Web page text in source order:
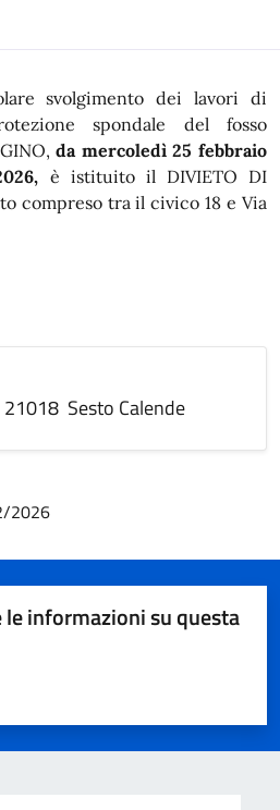
svolgimento dei lavori di
spondale del fosso
da mercoledì 25 febbraio
è istituito il DIVIETO DI
compreso tra il civico 18 e Via
Sesto Calende
2026
informazioni su questa
su 5
su 5
5